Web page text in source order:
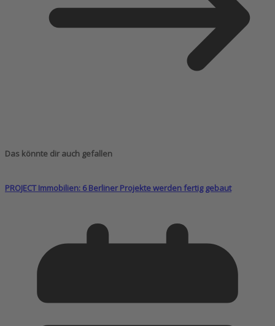
Das könnte dir auch gefallen
PROJECT Immobilien: 6 Berliner Projekte werden fertig gebaut